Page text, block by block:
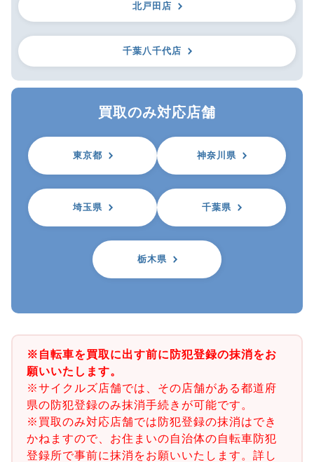
北戸田店
千葉八千代店
買取のみ対応店舗
東京都 神奈川県
埼玉県 千葉県
栃木県
※自転車を買取に出す前に防犯登録の抹消をお
願いいたします。
※サイクルズ店舗では、その店舗がある都道府
県の防犯登録のみ抹消手続きが可能です。
※買取のみ対応店舗では防犯登録の抹消はでき
かねますので、お住まいの自治体の自転車防犯
登録所で事前に抹消をお願いいたします。詳し